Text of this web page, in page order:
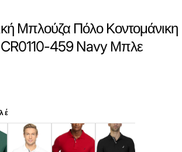
Μπλούζα Πόλο Κοντομάνικη
459 Navy Μπλε